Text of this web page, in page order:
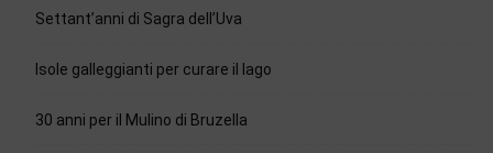
Settant’anni di Sagra dell’Uva
Isole galleggianti per curare il lago
30 anni per il Mulino di Bruzella